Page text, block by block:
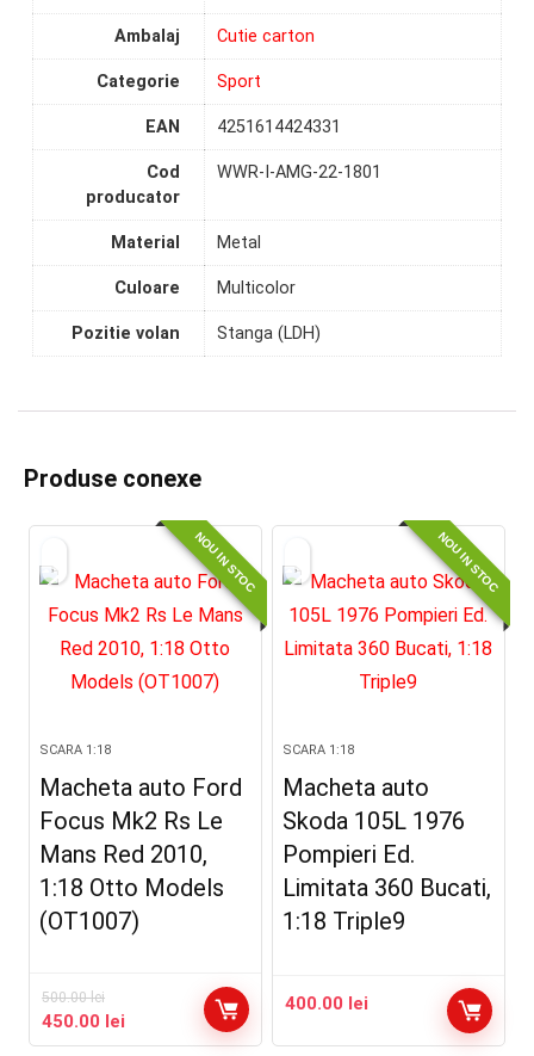
Ambalaj Cutie carton
Categorie Sport
EAN 4251614424331
Cod
producator
WWR-I-AMG-22-1801
Material Metal
Culoare Multicolor
Pozitie volan Stanga (LDH)
Produse conexe
NOU IN STOC
SCARA 1:18
Macheta auto Ford
Focus Mk2 Rs Le
Mans Red 2010,
1:18 Otto Models
(OT1007)
500.00lei
Prețul
inițial
450.00 lei
curent
NOU IN STOC
SCARA 1:18
Macheta auto
Skoda 105L 1976
Pompieri Ed.
Limitata 360 Bucati,
1:18 Triple9
400.00 lei